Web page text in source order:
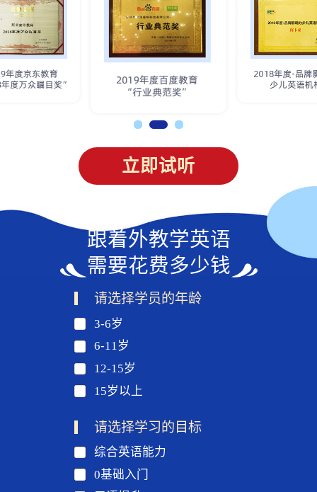
立即试听
跟着外教学英语
需要花费多少钱
请选择学员的年龄
3-6岁
6-11岁
12-15岁
15岁以上
请选择学习的目标
综合英语能力
0基础入门